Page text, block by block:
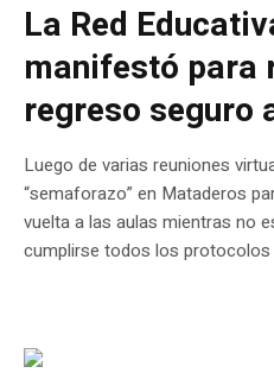
La Red
manifestó para
regreso seguro
Luego de varias reuniones
“semaforazo” en Mataderos
vuelta a las aulas mientras no
cumplirse todos los protocolos